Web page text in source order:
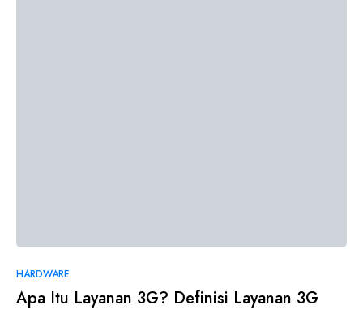
HARDWARE
Apa Itu Layanan 3G? Definisi Layanan 3G